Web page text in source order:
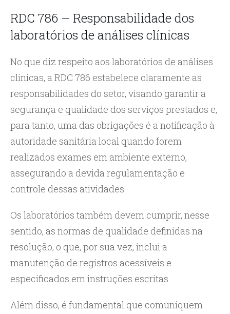
RDC 786 – Responsabilidade dos
laboratórios de análises clínicas
No que diz respeito aos laboratórios de análises
clínicas, a RDC 786 estabelece claramente as
responsabilidades do setor, visando garantir a
segurança e qualidade dos serviços prestados e,
para tanto, uma das obrigações é a notificação à
autoridade sanitária local quando forem
realizados exames em ambiente externo,
assegurando a devida regulamentação e
controle dessas atividades.
Os laboratórios também devem cumprir, nesse
sentido, as normas de qualidade definidas na
resolução, o que, por sua vez, inclui a
manutenção de registros acessíveis e
especificados em instruções escritas.
Além disso, é fundamental que comuniquem